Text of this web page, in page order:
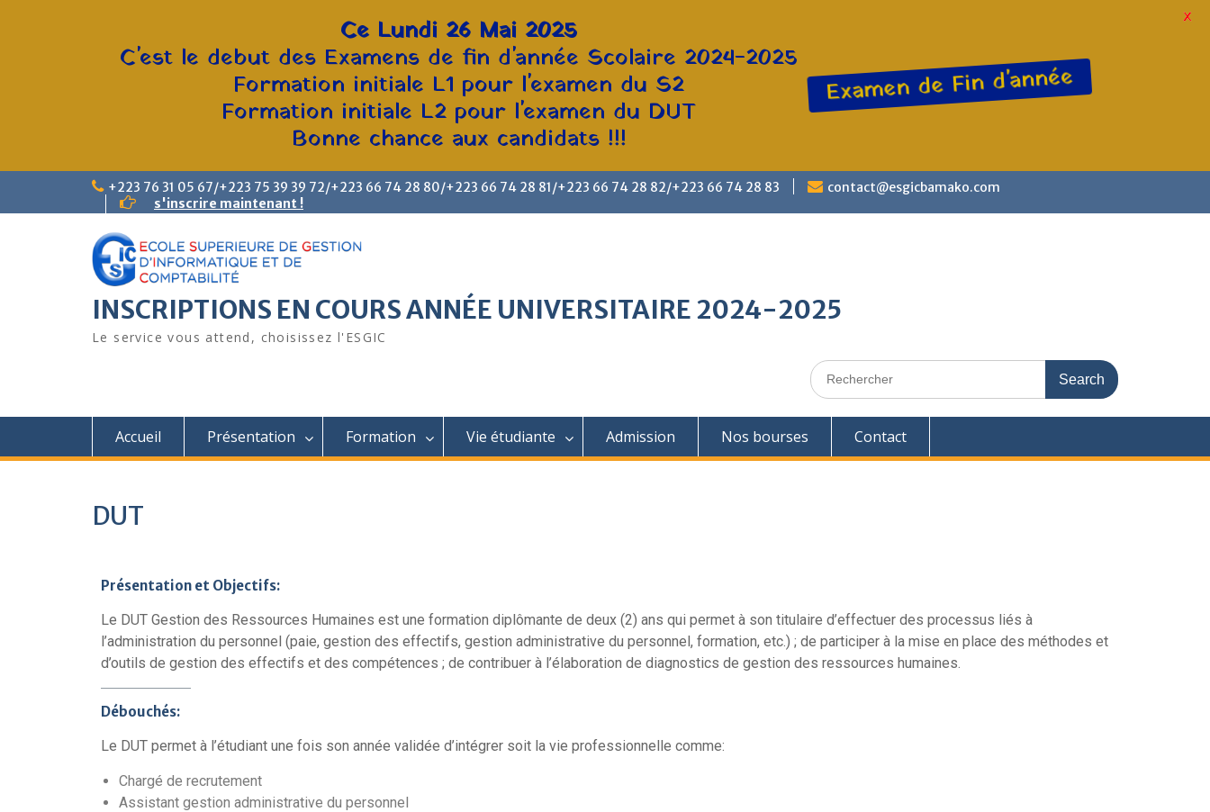
+223 76 31 05 67/+223 75 39 39 72/+223 66 74 28 80/+223 66 74 28 81/+223 66 74 28 82/+223 66 74 28 83
contact@esgicbamako.com
s'inscrire maintenant !
INSCRIPTIONS EN COURS ANNÉE UNIVERSITAIRE 2024-2025
Le service vous attend, choisissez l'ESGIC
Accueil Présentation Formation Vie étudiante Admission Nos bourses Contact
DUT
Présentation et Objectifs:
Le DUT Gestion des Ressources Humaines est une formation diplômante de deux (2) ans qui permet à son titulaire d’effectuer des processus liés à
l’administration du personnel (paie, gestion des effectifs, gestion administrative du personnel, formation, etc.) ; de participer à la mise en place des méthodes et
d’outils de gestion des effectifs et des compétences ; de contribuer à l’élaboration de diagnostics de gestion des ressources humaines.
Débouchés:
Le DUT permet à l’étudiant une fois son année validée d’intégrer soit la vie professionnelle comme:
Chargé de recrutement
Assistant gestion administrative du personnel
Ce Lundi 26 Mai 2025
C'est le debut des Examens de fin d'année Scolaire 2024-2025
Formation initiale L1 pour l'examen du S2
Formation initiale L2 pour l'examen du DUT
Bonne chance aux candidats !!!
Examen de Fin d'année
X